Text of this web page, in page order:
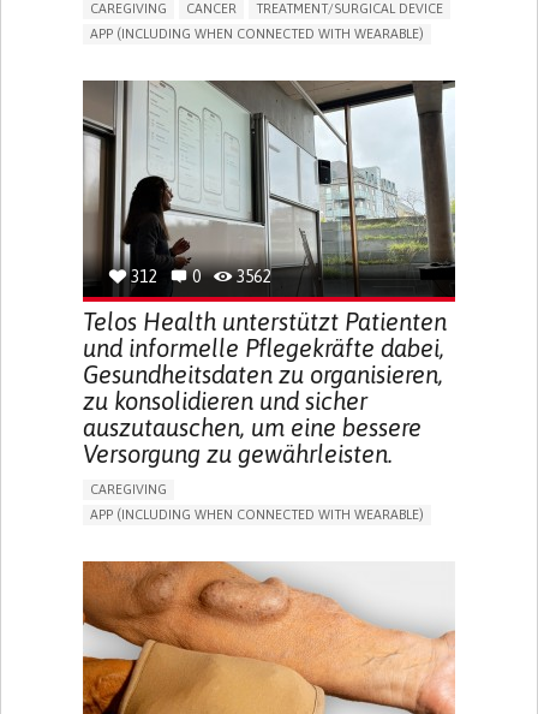
CAREGIVING CANCER
TREATMENT/SURGICAL DEVICE
APP (INCLUDING WHEN CONNECTED WITH WEARABLE)
CAREGIVING SUPPORT
MEDICAL ONCOLOGY
CAREGIVER SUPPORT
UNITED STATES
312 0 3562
Telos Health unterstützt Patienten
und informelle Pflegekräfte dabei,
Gesundheitsdaten zu organisieren,
zu konsolidieren und sicher
auszutauschen, um eine bessere
Versorgung zu gewährleisten.
CAREGIVING
APP (INCLUDING WHEN CONNECTED WITH WEARABLE)
GENERAL AND FAMILY MEDICINE
PORTUGAL